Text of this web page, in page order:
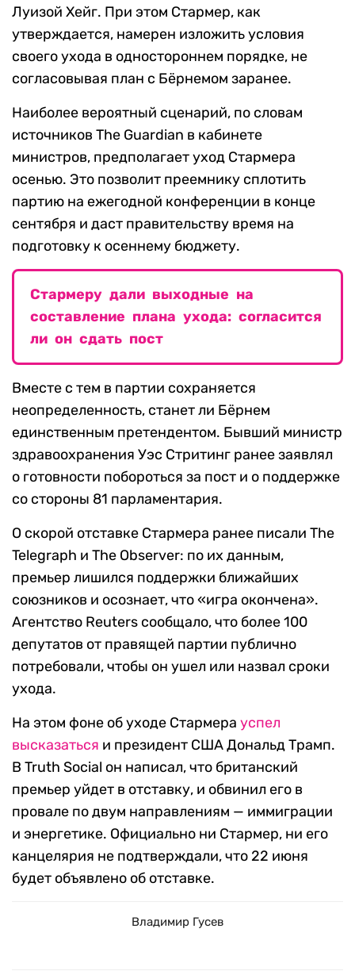
Луизой Хейг. При этом Стармер, как
утверждается, намерен изложить условия
своего ухода в одностороннем порядке, не
согласовывая план с Бёрнемом заранее.
Наиболее вероятный сценарий, по словам
источников The Guardian в кабинете
министров, предполагает уход Стармера
осенью. Это позволит преемнику сплотить
партию на ежегодной конференции в конце
сентября и даст правительству время на
подготовку к осеннему бюджету.
Стармеру дали выходные на
составление плана ухода: согласится
ли он сдать пост
Вместе с тем в партии сохраняется
неопределенность, станет ли Бёрнем
единственным претендентом. Бывший министр
здравоохранения Уэс Стритинг ранее заявлял
о готовности побороться за пост и о поддержке
со стороны 81 парламентария.
О скорой отставке Стармера ранее писали The
Telegraph и The Observer: по их данным,
премьер лишился поддержки ближайших
союзников и осознает, что «игра окончена».
Агентство Reuters сообщало, что более 100
депутатов от правящей партии публично
потребовали, чтобы он ушел или назвал сроки
ухода.
На этом фоне об уходе Стармера успел
высказаться и президент США Дональд Трамп.
В Truth Social он написал, что британский
премьер уйдет в отставку, и обвинил его в
провале по двум направлениям — иммиграции
и энергетике. Официально ни Стармер, ни его
канцелярия не подтверждали, что 22 июня
будет объявлено об отставке.
Владимир Гусев